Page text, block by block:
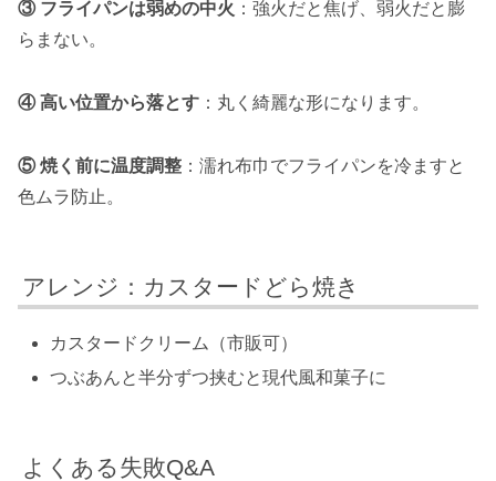
③ フライパンは弱めの中火 ：強火だと焦げ、弱火だと膨
らまない。
④ 高い位置から落とす ：丸く綺麗な形になります。
⑤ 焼く前に温度調整 ：濡れ布巾でフライパンを冷ますと
色ムラ防止。
アレンジ：カスタードどら焼き
カスタードクリーム（市販可）
つぶあんと半分ずつ挟むと現代風和菓子に
よくある失敗Q&A